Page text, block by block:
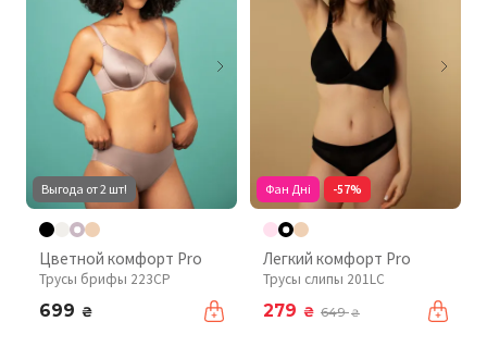
Выгода от 2 шт!
Цветной комфорт Pro
Трусы брифы 223CP
699 ₴
Фан Дні -57%
Легкий комфорт Pro
Трусы слипы 201LC
279 ₴ 649₴